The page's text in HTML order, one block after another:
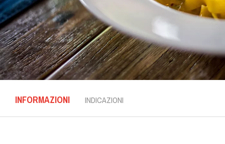
INFORMAZIONI INDICAZIONI